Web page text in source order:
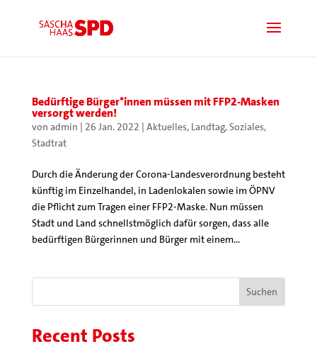
Bedürftige Bürger*innen müssen mit FFP2-Masken
versorgt werden!
von admin | 26 Jan. 2022 | Aktuelles, Landtag,Soziales,
Stadtrat
Durch die Änderung der Corona-Landesverordnung besteht
künftig im Einzelhandel, in Ladenlokalen sowie im ÖPNV
die Pflicht zum Tragen einer FFP2-Maske. Nun müssen
Stadt und Land schnellstmöglich dafür sorgen, dass alle
bedürftigen Bürgerinnen und Bürger mit einem...
Suchen
Recent Posts